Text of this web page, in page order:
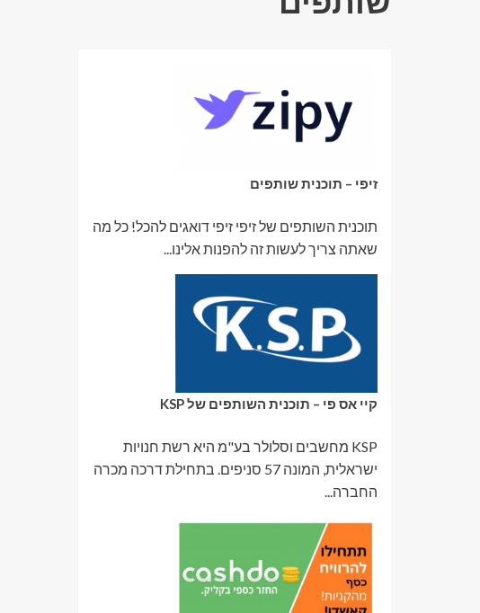
זיפי – תוכנית שותפים
תוכנית השותפים של זיפי זיפי דואגים להכל! כל מה
שאתה צריך לעשות זה להפנות אלינו...
קיי אס פי – תוכנית השותפים של KSP
KSP מחשבים וסלולר בע"מ היא רשת חנויות
ישראלית, המונה 57 סניפים. בתחילת דרכה מכרה
החברה...